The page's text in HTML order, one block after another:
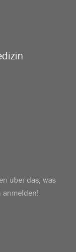
über das, was
anmelden!